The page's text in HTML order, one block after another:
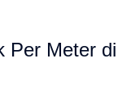
Per Meter di